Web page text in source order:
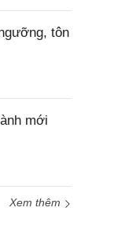
tôn
mới
Xem thêm